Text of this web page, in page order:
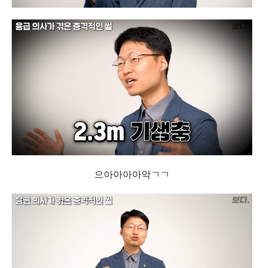
으아아아아악ㄱㄱ